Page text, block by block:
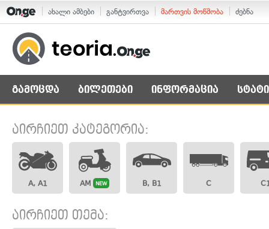
ახალი ამბები განტვირთვა მართვის მოწმობა ძებნა
გამოცდა ბილეთები ინფორმაცია
აირჩიეთ კატეგორია:
A, A1 AM NEW B, B1 C
აირჩიეთ თემა: